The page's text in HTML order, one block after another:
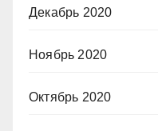
Декабрь 2020
Ноябрь 2020
Октябрь 2020